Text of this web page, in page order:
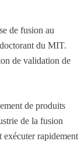
de fusion au
du MIT.
de validation de
de produits
de la fusion
exécuter rapidement